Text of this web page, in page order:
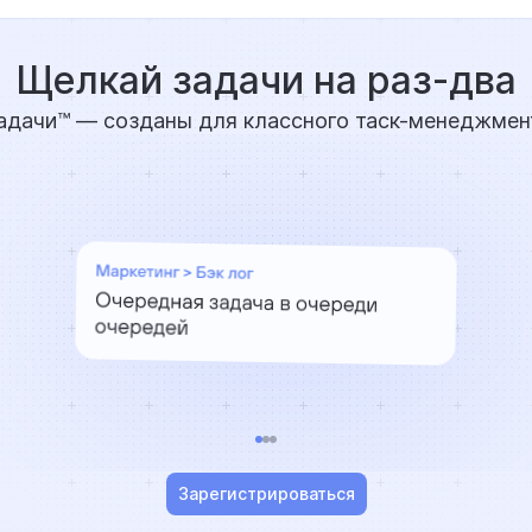
Щелкай задачи на раз-два
— созданы для классного таск-
Зарегистрироваться